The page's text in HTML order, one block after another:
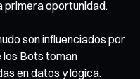
primera oportunidad.
son influenciados por
los Bots toman
en datos y lógica.